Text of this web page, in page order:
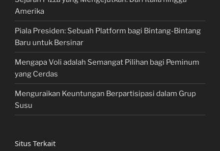
Amerika
Piala Presiden: Sebuah Platform bagi Bintang-Bintang
Baru untuk Bersinar
Mengapa Voli adalah Semangat Pilihan bagi Peminum
yang Cerdas
Menguraikan Keuntungan Berpartisipasi dalam Grup
Susu
Situs Terkait